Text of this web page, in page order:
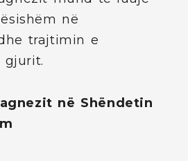
në
trajtimin e
gjurit.
në Shëndetin